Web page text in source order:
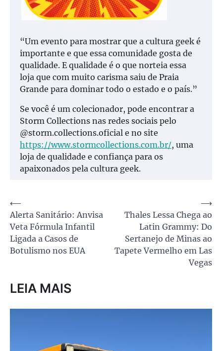
“Um evento para mostrar que a cultura geek é
importante e que essa comunidade gosta de
qualidade. E qualidade é o que norteia essa
loja que com muito carisma saiu de Praia
Grande para dominar todo o estado e o país.”
Se você é um colecionador, pode encontrar a
Storm Collections nas redes sociais pelo
@storm.collections.oficial e no site
https://www.stormcollections.com.br/, uma
loja de qualidade e confiança para os
apaixonados pela cultura geek.
Navegação
de
Post
⟵
Alerta Sanitário: Anvisa
Veta Fórmula Infantil
Ligada a Casos de
Botulismo nos EUA
Thales Lessa Chega ao
Latin Grammy: Do
Sertanejo de Minas ao
Tapete Vermelho em Las
Vegas
⟶
LEIA MAIS